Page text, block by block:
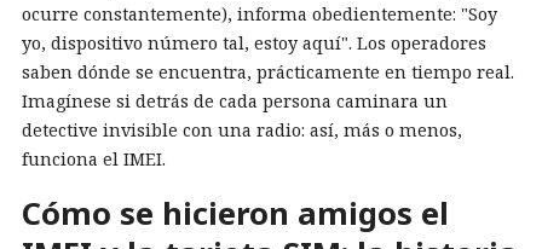
ocurre constantemente), informa obedientemente: "Soy
yo, dispositivo número tal, estoy aquí". Los operadores
saben dónde se encuentra, prácticamente en tiempo real.
Imagínese si detrás de cada persona caminara un
detective invisible con una radio: así, más o menos,
funciona el IMEI.
Cómo se hicieron amigos el